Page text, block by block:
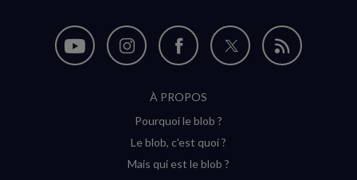
Nous
Nous
Instagram
(nouvelle
Nous
sur
Facebook
(nouvelle
Nous
Flux
À PROPOS
Pourquoi le blob ?
Le blob, c'est quoi ?
Mais qui est le blob ?